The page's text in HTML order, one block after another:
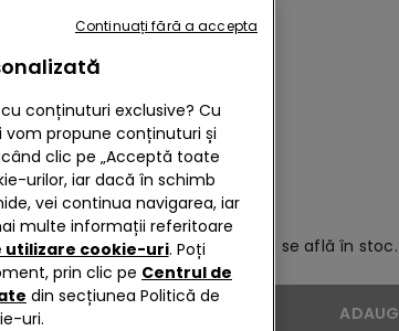
Pijama
Fete cu
Imprimeu
Barbie
null
Acest produs nu se află în stoc.
conținuturi exclusive? Cu
propune conținuturi și
clic pe „Acceptă toate
urilor, iar dacă în schimb
vei continua navigarea, iar
multe informații referitoare
utilizare cookie-uri. Poți
prin clic pe Centrul de
din secțiunea Politică de
uri.
Continuați fără a accepta